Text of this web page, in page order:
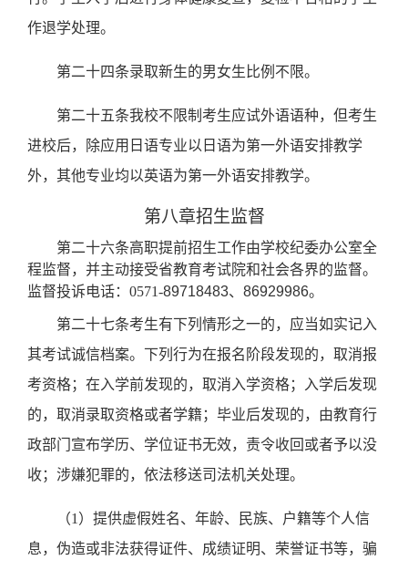
作退学处理。
第二十四条录取新生的男女生比例不限。
第二十五条我校不限制考生应试外语语种，但考生
进校后，除应用日语专业以日语为第一外语安排教学
外，其他专业均以英语为第一外语安排教学。
第八章招生监督
第二十六条高职提前招生工作由学校纪委办公室全
程监督，并主动接受省教育考试院和社会各界的监督。
监督投诉电话： 0571-89718483、 86929986。
第二十七条考生有下列情形之一的，应当如实记入
其考试诚信档案。下列行为在报名阶段发现的，取消报
考资格；在入学前发现的，取消入学资格；入学后发现
的，取消录取资格或者学籍；毕业后发现的，由教育行
政部门宣布学历、学位证书无效，责令收回或者予以没
收；涉嫌犯罪的，依法移送司法机关处理。
（1）提供虚假姓名、年龄、民族、户籍等个人信
息，伪造或非法获得证件、成绩证明、荣誉证书等，骗